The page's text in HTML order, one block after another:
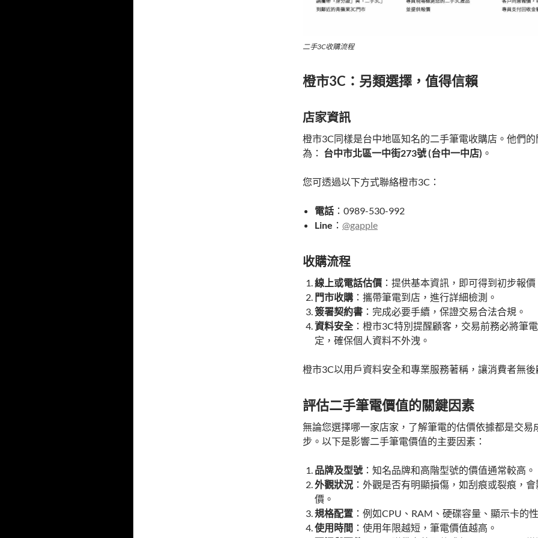
二手3C收購流程
橙市3C：另類選擇，值得信賴
店家資訊
橙市3C同樣是台中地區知名的二手筆電收購店。他們
為： 台中市北區一中街273號 (台中一中店) 。
您可透過以下方式聯絡橙市3C：
電話 ：0989-530-992
Line ： @gapple
收購流程
線上或電話估價 ：提供基本資訊，即可得到初步報價
門市收購 ：攜帶筆電到店，進行詳細檢測。
簽署契約書 ：完成必要手續，保證交易合法合規。
資料安全 ：橙市3C特別提醒顧客，交易前務必將筆
定，確保個人資料不外洩。
橙市3C以用戶資料安全和專業服務著稱，讓消費者無
評估二手筆電價值的關鍵因素
無論您選擇哪一家店家，了解筆電的估價依據都是交易
步。以下是影響二手筆電價值的主要因素：
品牌及型號 ：知名品牌和高階型號的價值通常較高。
外觀狀況 ：外觀是否有明顯損傷，如刮痕或裂痕，
價。
規格配置 ：例如CPU、RAM、硬碟容量、顯示卡的
使用時間 ：使用年限越短，筆電價值越高。